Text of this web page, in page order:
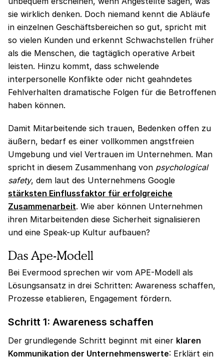
sie wirklich denken. Doch niemand kennt die Abläufe
in einzelnen Geschäftsbereichen so gut, spricht mit
so vielen Kunden und erkennt Schwachstellen früher
als die Menschen, die tagtäglich operative Arbeit
leisten. Hinzu kommt, dass schwelende
interpersonelle Konflikte oder nicht geahndetes
Fehlverhalten dramatische Folgen für die Betroffenen
haben können.
Damit Mitarbeitende sich trauen, Bedenken offen zu
äußern, bedarf es einer vollkommen angstfreien
Umgebung und viel Vertrauen im Unternehmen. Man
spricht in diesem Zusammenhang von psychological
safety, dem laut des Unternehmens Google
stärksten Einflussfaktor für erfolgreiche
Zusammenarbeit. Wie aber können Unternehmen
ihren Mitarbeitenden diese Sicherheit signalisieren
und eine Speak-up Kultur aufbauen?
Das Ape-Modell
Bei Evermood sprechen wir vom APE-Modell als
Lösungsansatz in drei Schritten: Awareness schaffen,
Prozesse etablieren, Engagement fördern.
Schritt 1: Awareness schaffen
Der grundlegende Schritt beginnt mit einer klaren
Kommunikation der Unternehmenswerte: Erklärt ein